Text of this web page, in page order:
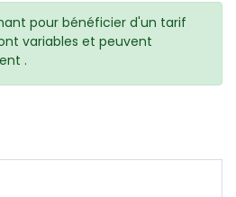
pour bénéficier d'un tarif
variables et peuvent
.